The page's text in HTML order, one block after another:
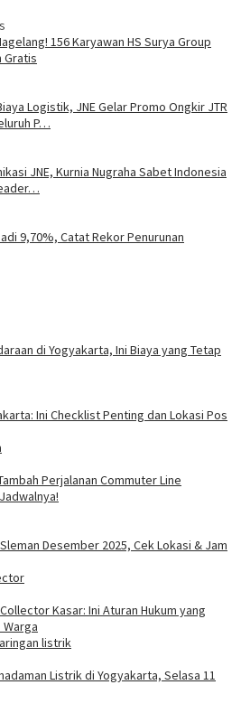
156 Karyawan HS Surya Group
Gratis
Logistik, JNE Gelar Promo Ongkir JTR
P…
JNE, Kurnia Nugraha Sabet Indonesia
9,70%, Catat Rekor Penurunan
di Yogyakarta, Ini Biaya yang Tetap
Ini Checklist Penting dan Lokasi Pos
Perjalanan Commuter Line
Desember 2025, Cek Lokasi & Jam
Kasar: Ini Aturan Hukum yang
Listrik di Yogyakarta, Selasa 11